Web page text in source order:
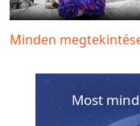
Minden
Most